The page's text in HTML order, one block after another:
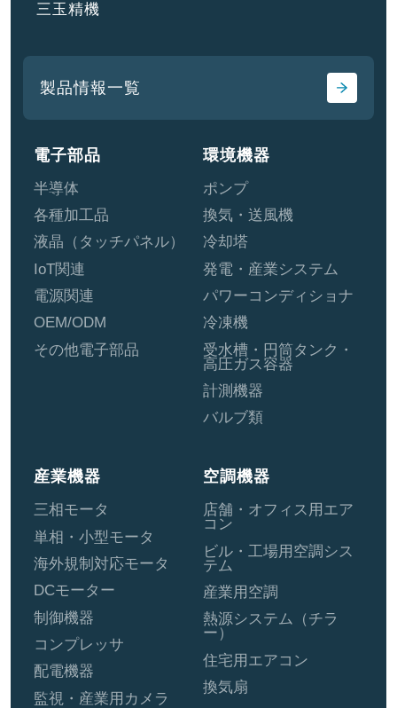
三玉精機
製品情報一覧
電子部品
半導体
各種加工品
液晶（タッチパネル）
IoT関連
電源関連
OEM/ODM
その他電子部品
環境機器
ポンプ
換気・送風機
冷却塔
発電・産業システム
パワーコンディショナ
冷凍機
受水槽・円筒タンク・
高圧ガス容器
計測機器
バルブ類
産業機器
三相モータ
単相・小型モータ
海外規制対応モータ
DCモーター
制御機器
コンプレッサ
配電機器
監視・産業用カメラ
空調機器
店舗・オフィス用エア
コン
ビル・工場用空調シス
テム
産業用空調
熱源システム（チラ
ー）
住宅用エアコン
換気扇